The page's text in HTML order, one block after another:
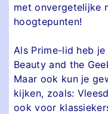
met onvergetelijke
hoogtepunten!
Als Prime-lid heb
Beauty and the
Maar ook kun je
kijken, zoals:
ook voor